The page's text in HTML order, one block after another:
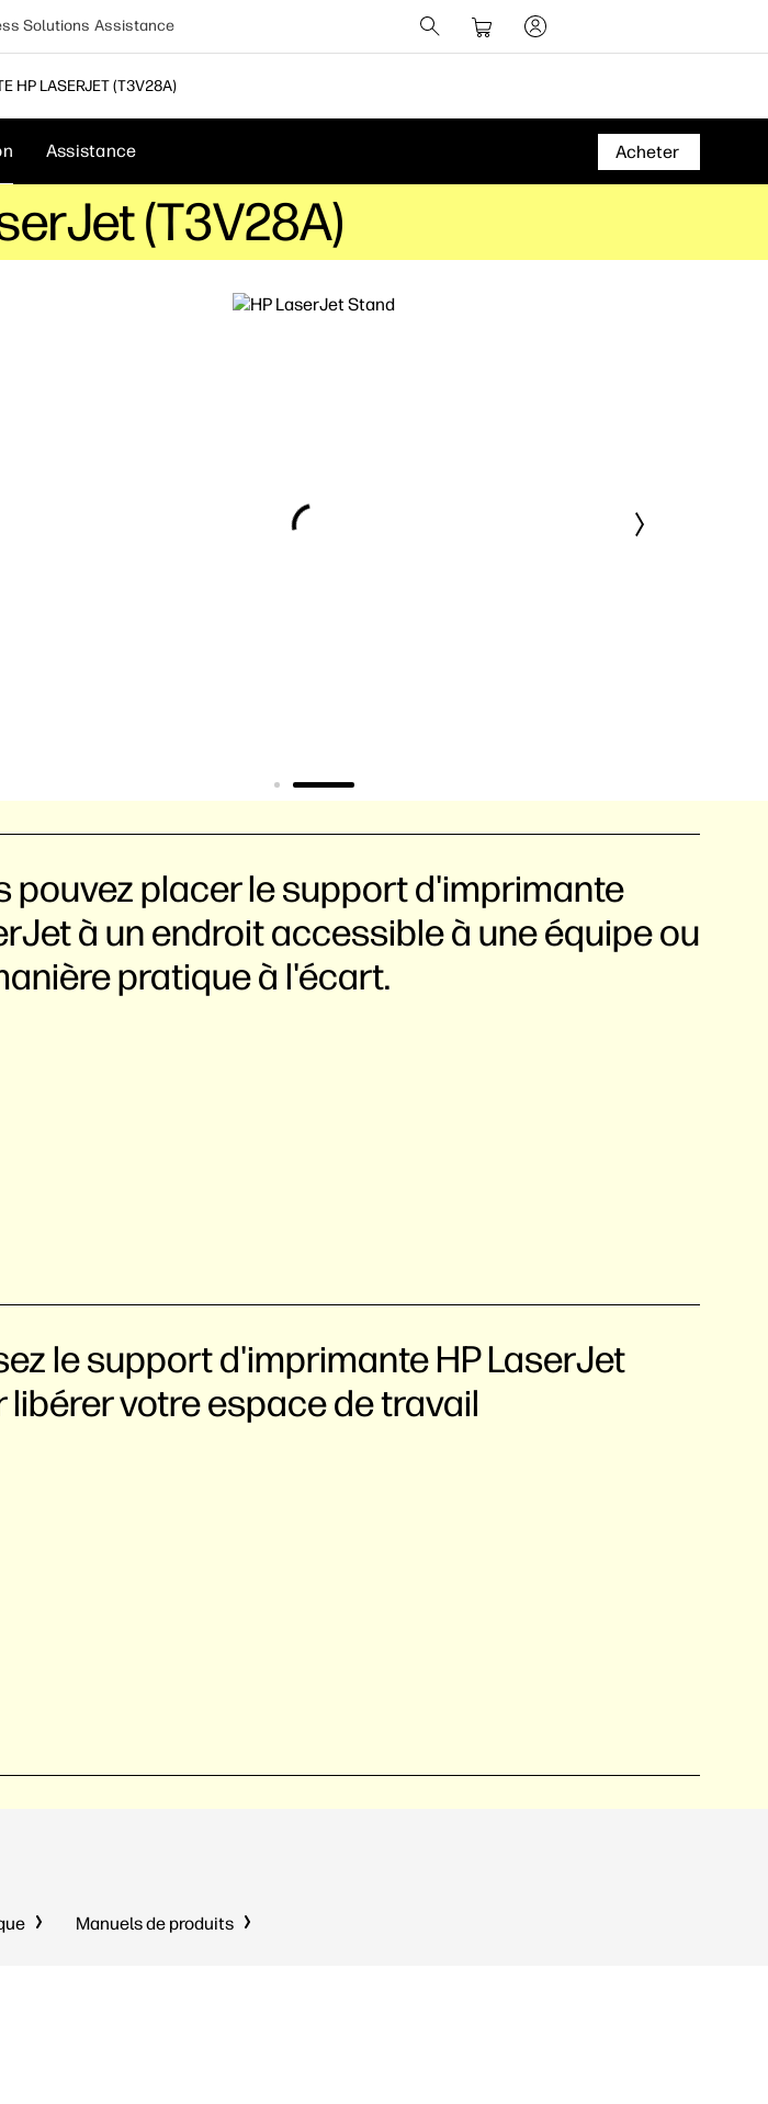
Solutions Assistance
HP LASERJET (T3V28A)
Assistance Acheter
(T3V28A)
pouvez placer le support d'imprimante
à un endroit accessible à une équipe ou
pratique à l'écart.
le support d'imprimante HP LaserJet
libérer votre espace de travail
Manuels de produits